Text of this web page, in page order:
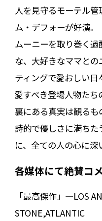
人を見守るモーテル
ム・デフォーが好演。
ムーニーを取り巻く
な、大好きなママと
ティングで愛おしい日
愛すべき登場人物た
裏にある真実は観るも
詩的で優しさに満ち
に、全ての人の心に
各媒体にて絶賛コ
「最高傑作」—LOS
STONE,ATLANTIC